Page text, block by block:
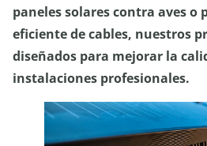
paneles solares contra aves o
eficiente de cables, nuestros
diseñados para mejorar la
instalaciones profesionales.